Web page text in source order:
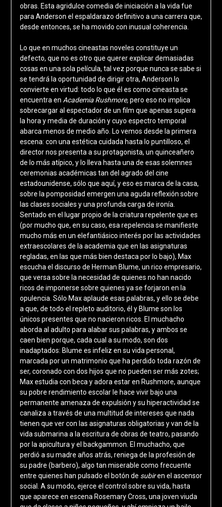
obras. Esta agridulce comedia de iniciación a la vida fue
para Anderson el espaldarazo definitivo a una carrera que,
desde entonces, se ha movido con inusual coherencia.
Lo que en muchos cineastas noveles constituye un
defecto, que no es otro que querer explicar demasiadas
cosas en una sola película, tal vez porque nunca se sabe si
se tendrá la oportunidad de dirigir otra, Anderson lo
convierte en virtud: todo lo que él es como cineasta se
encuentra en Academia Rushmore,pero eso no implica
sobrecargar al espectador de un film que apenas supera
la hora y media de duración y cuyo espectro temporal
abarca menos de medio año. Lo vemos desde la primera
escena: con una estética cuidada hasta lo puntilloso, el
director nos presenta a su protagonista, un quinceañero
de lo más atípico, y lo lleva hasta una de esas solemnes
ceremonias académicas tan del agrado del cine
estadounidense, sólo que aquí, y eso es marca de la casa,
sobre la pomposidad emergen una aguda reflexión sobre
las clases sociales y una profunda carga de ironía.
Sentado en el lugar propio de la criatura repelente que es
(por mucho que, en su caso, esa repelencia se manifieste
mucho más en un elefantiásico interés por las actividades
extraescolares de la academia que en las asignaturas
regladas, en las que más bien destaca por lo bajo), Max
escucha el discurso de Herman Blume, un rico empresario,
que versa sobre la necesidad de quienes no han nacido
ricos de imponerse sobre quienes ya se forjaron en la
opulencia. Sólo Max aplaude esas palabras, y ello se debe
a que, de todo el repleto auditorio, él y Blume son los
únicos presentes que no nacieron ricos. El muchacho
aborda al adulto para alabar sus palabras, y ambos se
caen bien porque, cada cual a su modo, son dos
inadaptados: Blume es infeliz en su vida personal,
marcada por un matrimonio que ha perdido toda razón de
ser, coronado con dos hijos que no pueden ser más zotes;
Max estudia con beca y adora estar en Rushmore, aunque
su pobre rendimiento escolar le hace vivir bajo una
permanente amenaza de expulsión y su hiperactividad se
canaliza a través de una multitud de intereses que nada
tienen que ver con las asignaturas obligatorias y van de la
vida submarina a la escritura de obras de teatro, pasando
por la apicultura y el backgammon. El muchacho, que
perdió a su madre años atrás, reniega de la profesión de
su padre (barbero), algo tan miserable como frecuente
entre quienes han pulsado el botón de subiren el ascensor
social. A su modo, ejerce el control sobre su vida, hasta
que aparece en escena Rosemary Cross, una joven viuda